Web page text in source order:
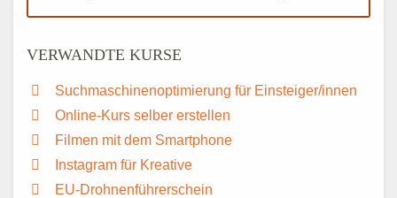
VERWANDTE KURSE
Suchmaschinenoptimierung für Einsteiger/innen
Online-Kurs selber erstellen
Filmen mit dem Smartphone
Instagram für Kreative
EU-Drohnenführerschein